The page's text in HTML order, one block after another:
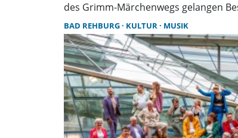
des Grimm-Märchenwegs gelangen
Mitmachaktionen und kleine
warten.
BAD REHBURG KULTUR MUSIK